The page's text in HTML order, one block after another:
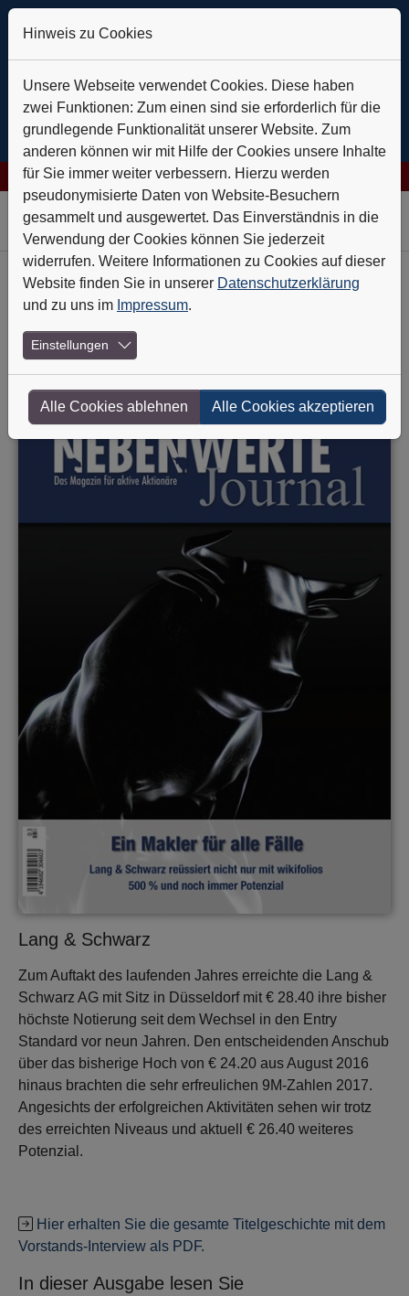
Verlässlich auf Kurs+++Daldrup & Söhne: Geothermie
Skip to main navigation
Skip to main content
Skip to page footer
Heft-Archiv
Nr. 3 - März 2018
Ein Makler für alle Fälle
Lang & Schwarz
Zum Auftakt des laufenden Jahres erreichte die Lang &
Schwarz AG mit Sitz in Düsseldorf mit € 28.40 ihre bisher
höchste Notierung seit dem Wechsel in den Entry
Standard vor neun Jahren. Den entscheidenden Anschub
über das bisherige Hoch von € 24.20 aus August 2016
hinaus brachten die sehr erfreulichen 9M-Zahlen 2017.
Angesichts der erfolgreichen Aktivitäten sehen wir trotz
des erreichten Niveaus und aktuell € 26.40 weiteres
Potenzial.
Hier erhalten Sie die gesamte Titelgeschichte mit dem
Vorstands-Interview als PDF.
In dieser Ausgabe lesen Sie
Hinweis zu Cookies
Unsere Webseite verwendet Cookies. Diese haben
zwei Funktionen: Zum einen sind sie erforderlich für die
grundlegende Funktionalität unserer Website. Zum
anderen können wir mit Hilfe der Cookies unsere Inhalte
für Sie immer weiter verbessern. Hierzu werden
pseudonymisierte Daten von Website-Besuchern
gesammelt und ausgewertet. Das Einverständnis in die
Verwendung der Cookies können Sie jederzeit
widerrufen. Weitere Informationen zu Cookies auf dieser
Website finden Sie in unserer Datenschutzerklärung
und zu uns im Impressum.
Einstellungen
Alle Cookies ablehnen Alle Cookies akzeptieren